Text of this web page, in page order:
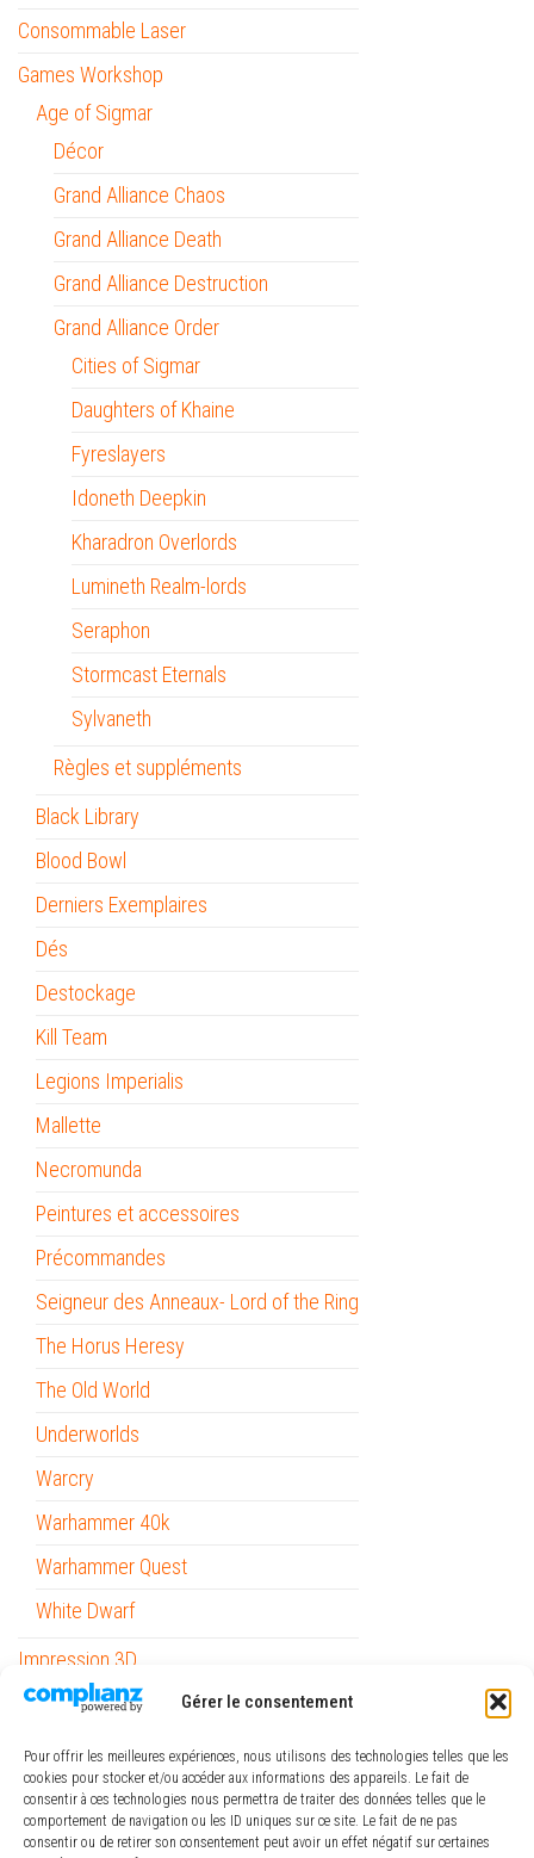
Gérer le consentement
Pour offrir les meilleures expériences, nous utilisons des technologies telles que les
cookies pour stocker et/ou accéder aux informations des appareils. Le fait de
consentir à ces technologies nous permettra de traiter des données telles que le
comportement de navigation ou les ID uniques sur ce site. Le fait de ne pas
consentir ou de retirer son consentement peut avoir un effet négatif sur certaines
Consommable Laser
Games Workshop
Age of Sigmar
Décor
Grand Alliance Chaos
Grand Alliance Death
Grand Alliance Destruction
Grand Alliance Order
Cities of Sigmar
Daughters of Khaine
Fyreslayers
Idoneth Deepkin
Kharadron Overlords
Lumineth Realm-lords
Seraphon
Stormcast Eternals
Sylvaneth
Règles et suppléments
Black Library
Blood Bowl
Derniers Exemplaires
Dés
Destockage
Kill Team
Legions Imperialis
Mallette
Necromunda
Peintures et accessoires
Précommandes
Seigneur des Anneaux- Lord of the Ring
The Horus Heresy
The Old World
Underworlds
Warcry
Warhammer 40k
Warhammer Quest
White Dwarf
Impression 3D
Informatique
Mobilité
Outils
Papeterie / Bureau